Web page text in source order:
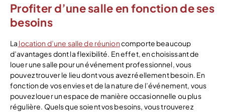
Profiter d’une salle en fonction de ses
besoins
La location d’une salle de réunioncomporte beaucoup
d’avantages dont la flexibilité. En effet, en choisissant de
louer une salle pour un événement professionnel, vous
pouvez trouver le lieu dont vous avez réellement besoin. En
fonction de vos envies et de la nature de l’événement, vous
pouvez louer un espace de manière occasionnelle ou plus
régulière. Quels que soient vos besoins, vous trouverez